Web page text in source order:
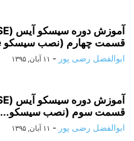
قسمت چهارم (نصب سیسکو ise...
ابوالفضل رضی پور - ۱۱ آبان, ۱۳۹۵
قسمت سوم (نصب سیسکو...
ابوالفضل رضی پور - ۱۱ آبان, ۱۳۹۵